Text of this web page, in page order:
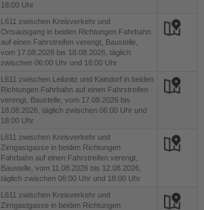
18:00 Uhr
L611 zwischen Kreisverkehr und
Ortsausgang in beiden Richtungen Fahrbahn
auf einen Fahrstreifen verengt, Baustelle,
vom 17.08.2026 bis 18.08.2026, täglich
zwischen 06:00 Uhr und 18:00 Uhr
L611 zwischen Leibnitz und Kaindorf in beiden
Richtungen Fahrbahn auf einen Fahrstreifen
verengt, Baustelle, vom 17.08.2026 bis
18.08.2026, täglich zwischen 06:00 Uhr und
18:00 Uhr
L611 zwischen Kreisverkehr und
Zirngastgasse in beiden Richtungen
Fahrbahn auf einen Fahrstreifen verengt,
Baustelle, vom 11.08.2026 bis 12.08.2026,
täglich zwischen 06:00 Uhr und 18:00 Uhr
L611 zwischen Kreisverkehr und
Zirngastgasse in beiden Richtungen